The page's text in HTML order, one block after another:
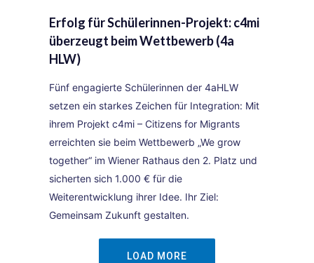
Erfolg für Schülerinnen-Projekt: c4mi
überzeugt beim Wettbewerb (4a
HLW)
Fünf engagierte Schülerinnen der 4aHLW
setzen ein starkes Zeichen für Integration: Mit
ihrem Projekt c4mi – Citizens for Migrants
erreichten sie beim Wettbewerb „We grow
together“ im Wiener Rathaus den 2. Platz und
sicherten sich 1.000 € für die
Weiterentwicklung ihrer Idee. Ihr Ziel:
Gemeinsam Zukunft gestalten.
LOAD MORE